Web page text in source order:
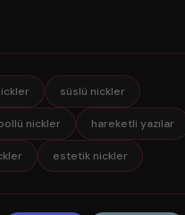
süslü nickler
nickler hareketli yazılar
estetik nickler